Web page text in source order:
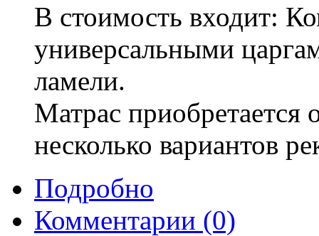
В стоимость входит:
универсальными
ламели.
Матрас приобретается
несколько вариантов
Подробно
Комментарии (0)